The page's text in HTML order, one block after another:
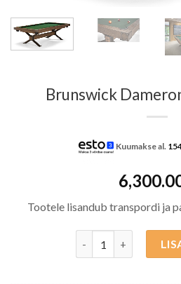
Brunswick
Kuumakse al.
Tootele lisandub transpordi ja